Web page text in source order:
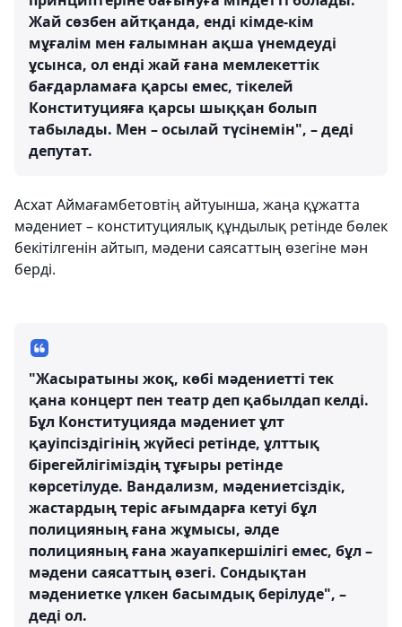
Жай сөзбен айтқанда, енді кімде-кім
мұғалім мен ғалымнан ақша үнемдеуді
ұсынса, ол енді жай ғана мемлекеттік
бағдарламаға қарсы емес, тікелей
Конституцияға қарсы шыққан болып
табылады. Мен – осылай түсінемін", – деді
депутат.
Асхат Аймағамбетовтің айтуынша, жаңа құжатта
мәдениет – конституциялық құндылық ретінде бөлек
бекітілгенін айтып, мәдени саясаттың өзегіне мән
берді.
"Жасыратыны жоқ, көбі мәдениетті тек
қана концерт пен театр деп қабылдап келді.
Бұл Конституцияда мәдениет ұлт
қауіпсіздігінің жүйесі ретінде, ұлттық
бірегейлігіміздің тұғыры ретінде
көрсетілуде. Вандализм, мәдениетсіздік,
жастардың теріс ағымдарға кетуі бұл
полицияның ғана жұмысы, әлде
полицияның ғана жауапкершілігі емес, бұл –
мәдени саясаттың өзегі. Сондықтан
мәдениетке үлкен басымдық берілуде", –
деді ол.